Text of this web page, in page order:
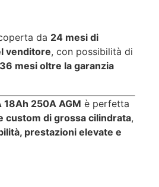
da 24 mesi di
venditore, con possibilità di
mesi oltre la garanzia
18Ah 250A AGM è perfetta
custom di grossa cilindrata,
prestazioni elevate e